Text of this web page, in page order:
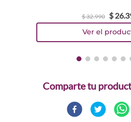
$32.990 $ 26.
Comparte